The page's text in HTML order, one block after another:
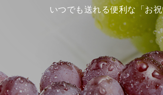
いつでも送れる便利な「お